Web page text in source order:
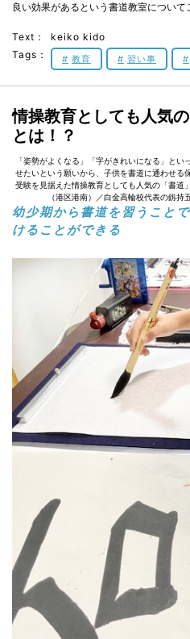
良い効果があるという書道教室について
Text：
keiko kido
Tags：
教育 習い事
情操教育としても人気
とは！？
「姿勢がよくなる」「字がきれいになる」と
せたいという願いから、子供を書道に通わせる
受験を見据えた情操教育としても人気の「書道
（港区港南）／白金高輪校代表の釼持
幼少期から書道を習うこと
けることができる